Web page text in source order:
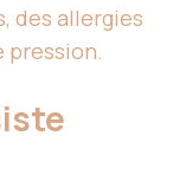
des allergies
pression.